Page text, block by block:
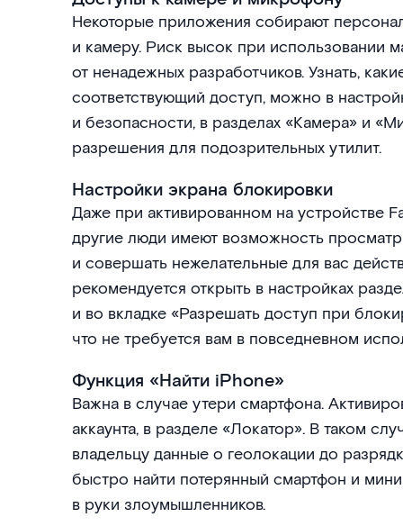
Некоторые приложения собирают
и камеру. Риск высок при использовании
от ненадежных разработчиков. Узнать,
соответствующий доступ, можно в
и безопасности, в разделах «Камера» и
разрешения для подозрительных утилит.
Настройки экрана блокировки
Даже при активированном на устройстве
другие люди имеют возможность
и совершать нежелательные для вас
рекомендуется открыть в настройках
и во вкладке «Разрешать доступ при
что не требуется вам в повседневном
Функция «Найти iPhone»
Важна в случае утери смартфона.
аккаунта, в разделе «Локатор». В таком
владельцу данные о геолокации до
быстро найти потерянный смартфон и
в руки злоумышленников.